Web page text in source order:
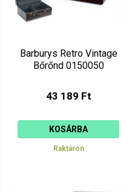
Barburys Retro Vintage
Bőrőnd 0150050
43 189 Ft
KOSÁRBA
Raktáron